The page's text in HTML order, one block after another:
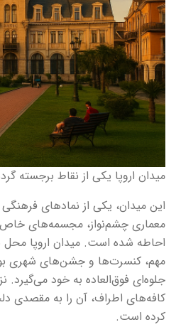
میدان اروپا یکی از نقاط برجسته
این میدان، یکی از نمادهای
معماری چشم‌نواز، مجسمه‌های
احاطه شده است. میدان اروپا محل
مهم، کنسرت‌ها و جشن‌های شهری
جلوه‌ای فوق‌العاده به خود می‌گیرد.
کافه‌های اطراف، آن را به مقصدی
کرده است.